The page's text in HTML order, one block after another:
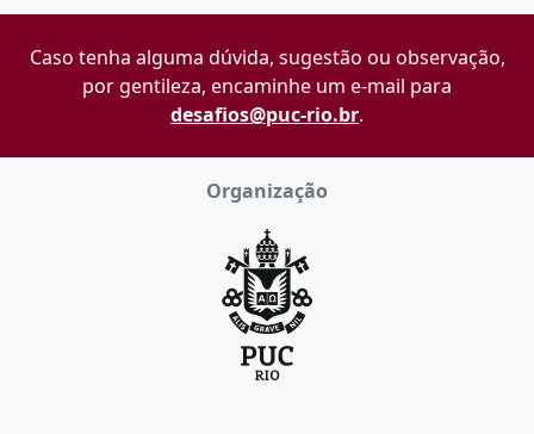
Caso tenha alguma dúvida, sugestão ou observação,
por gentileza, encaminhe um e-mail para
desafios@puc-rio.br.
Organização